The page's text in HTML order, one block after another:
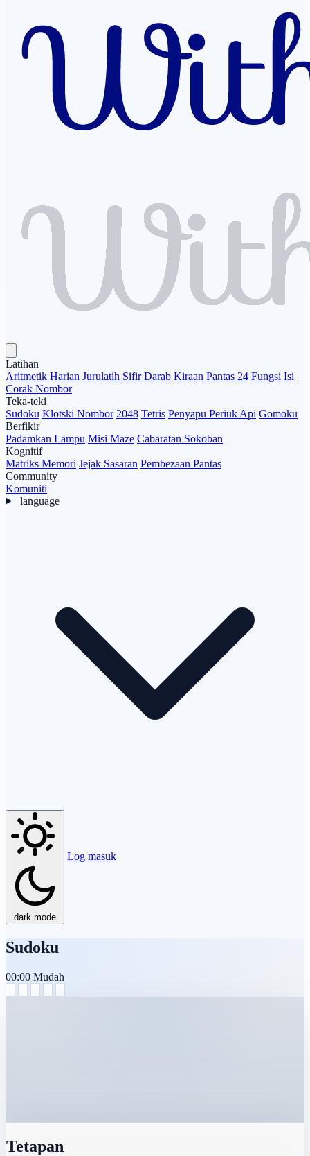
Latihan
Aritmetik Harian Jurulatih Sifir Darab Kiraan Pantas 24 Fungsi Isi
Corak Nombor
Teka-teki
Sudoku Klotski Nombor 2048 Tetris Penyapu Periuk Api Gomoku
Berfikir
Padamkan Lampu Misi Maze Cabaratan Sokoban
Kognitif
Matriks Memori Jejak Sasaran Pembezaan Pantas
Community
Komuniti
language
dark mode
Log masuk
Sudoku
00:00 Mudah
Tetapan